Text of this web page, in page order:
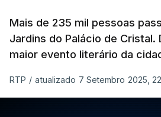
Mais de 235 mil pessoas
Jardins do Palácio de Cristal.
maior evento literário da
RTP / atualizado 7 Setembro 2025,